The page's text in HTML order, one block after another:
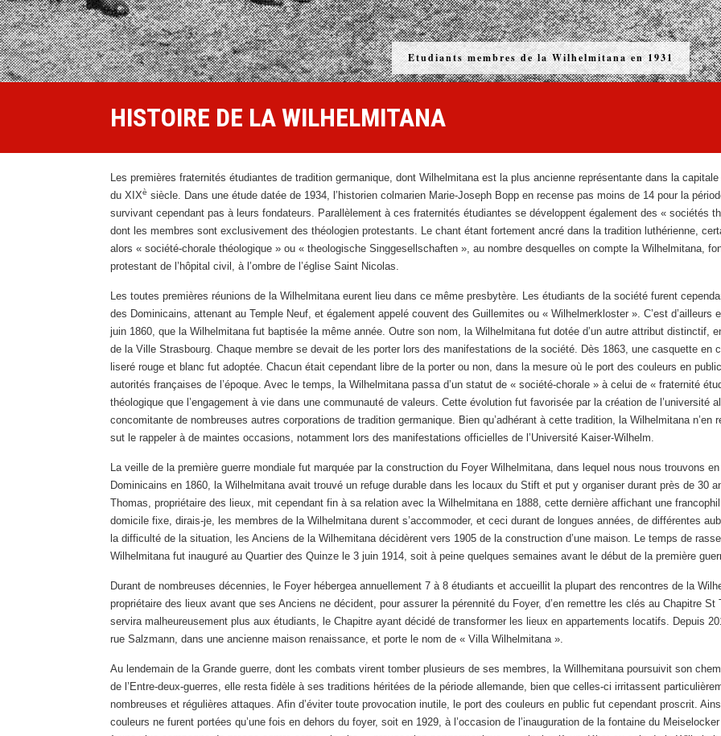
Etudiants membres de la Wilhelmitana en 1931
HISTOIRE DE LA WILHELMITANA
Les premières fraternités étudiantes de tradition germanique, dont Wilhelmitana est la plus ancienne représentante dans la
du XIXè siècle. Dans une étude datée de 1934, l’historien colmarien Marie-Joseph Bopp en recense pas moins de 14 pour la
survivant cependant pas à leurs fondateurs. Parallèlement à ces fraternités étudiantes se développent également des « sociétés
dont les membres sont exclusivement des théologien protestants. Le chant étant fortement ancré dans la tradition luthérienne,
alors « société-chorale théologique » ou « theologische Singgesellschaften », au nombre desquelles on compte la Wilhelmitana,
protestant de l’hôpital civil, à l’ombre de l’église Saint Nicolas.
Les toutes premières réunions de la Wilhelmitana eurent lieu dans ce même presbytère. Les étudiants de la société furent
des Dominicains, attenant au Temple Neuf, et également appelé couvent des Guillemites ou « Wilhelmerkloster ». C’est d’ailleurs
juin 1860, que la Wilhelmitana fut baptisée la même année. Outre son nom, la Wilhelmitana fut dotée d’un autre attribut distinctif,
de la Ville Strasbourg. Chaque membre se devait de les porter lors des manifestations de la société. Dès 1863, une casquette en
liseré rouge et blanc fut adoptée. Chacun était cependant libre de la porter ou non, dans la mesure où le port des couleurs en
autorités françaises de l’époque. Avec le temps, la Wilhelmitana passa d’un statut de « société-chorale » à celui de « fraternité
théologique que l’engagement à vie dans une communauté de valeurs. Cette évolution fut favorisée par la création de l’université
concomitante de nombreuses autres corporations de tradition germanique. Bien qu’adhérant à cette tradition, la Wilhelmitana
sut le rappeler à de maintes occasions, notamment lors des manifestations officielles de l’Université Kaiser-Wilhelm.
La veille de la première guerre mondiale fut marquée par la construction du Foyer Wilhelmitana, dans lequel nous nous trouvons
Dominicains en 1860, la Wilhelmitana avait trouvé un refuge durable dans les locaux du Stift et put y organiser durant près de 30
Thomas, propriétaire des lieux, mit cependant fin à sa relation avec la Wilhelmitana en 1888, cette dernière affichant une
domicile fixe, dirais-je, les membres de la Wilhelmitana durent s’accommoder, et ceci durant de longues années, de différentes
la difficulté de la situation, les Anciens de la Wilhemitana décidèrent vers 1905 de la construction d’une maison. Le temps de
Wilhelmitana fut inauguré au Quartier des Quinze le 3 juin 1914, soit à peine quelques semaines avant le début de la première
Durant de nombreuses décennies, le Foyer hébergea annuellement 7 à 8 étudiants et accueillit la plupart des rencontres de la
propriétaire des lieux avant que ses Anciens ne décident, pour assurer la pérennité du Foyer, d’en remettre les clés au Chapitre
servira malheureusement plus aux étudiants, le Chapitre ayant décidé de transformer les lieux en appartements locatifs. Depuis
rue Salzmann, dans une ancienne maison renaissance, et porte le nom de « Villa Wilhelmitana ».
Au lendemain de la Grande guerre, dont les combats virent tomber plusieurs de ses membres, la Willhemitana poursuivit son
de l’Entre-deux-guerres, elle resta fidèle à ses traditions héritées de la période allemande, bien que celles-ci irritassent
nombreuses et régulières attaques. Afin d’éviter toute provocation inutile, le port des couleurs en public fut cependant proscrit.
couleurs ne furent portées qu’une fois en dehors du foyer, soit en 1929, à l’occasion de l’inauguration de la fontaine du